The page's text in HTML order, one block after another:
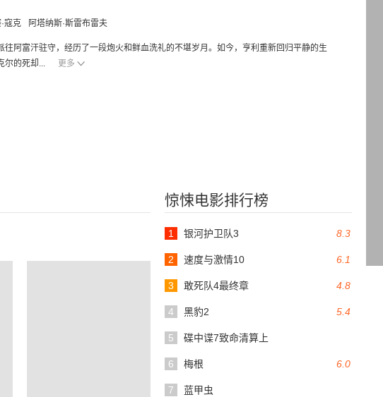
寇克 阿塔纳斯·斯雷布雷夫
阿富汗驻守，经历了一段炮火和鲜血洗礼的不堪岁月。如今，亨利重新回归平静的生
尔的死却...
更多
惊悚电影排行榜
8.3
1 银河护卫队3
6.1
2 速度与激情10
4.8
3 敢死队4最终章
5.4
4 黑豹2
5 碟中谍7致命清算上
6.0
6 梅根
7 蓝甲虫